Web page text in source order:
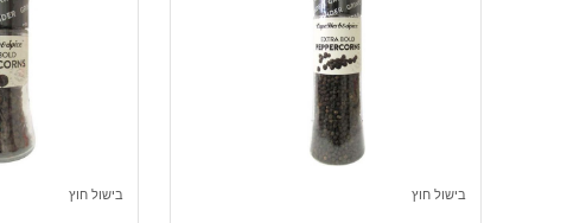
בישול חוץ בישול חוץ